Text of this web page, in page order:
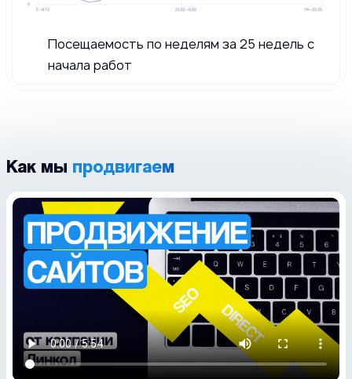
Посещаемость по неделям за 25 недель с
начала работ
Как мы продвигаем